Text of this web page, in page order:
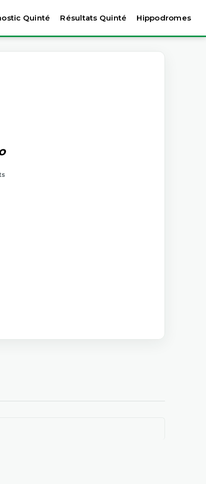
Quinté Résultats Quinté Hippodromes